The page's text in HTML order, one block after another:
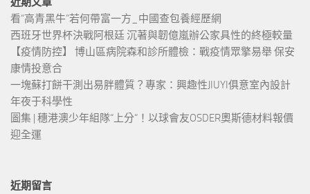
看“高青黑牛”若何帶富一方_中國查包養經歷網
西班牙世界杯決戰阿根廷 沉著與韌億嵐辦公家具性的終極較量
【疫情防控】 博山區病院森和診所體檢：戰疫情眾擎易舉 保安
康情投意合
一塊蘇打餅干測出易胖體質？專家：興趣性JIUYI俱意室內設計
年夜于科學性
圖集 | 穗港澳少年組隊“上分“！以球會友OSDER奧斯德材料報價
迎全運
近期留言